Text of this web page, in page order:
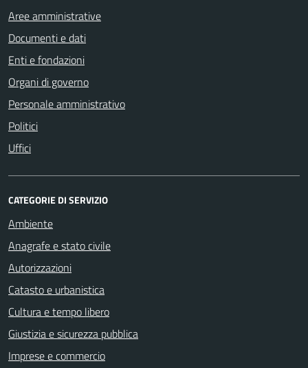
Aree amministrative
Documenti e dati
Enti e fondazioni
Organi di governo
Personale amministrativo
Politici
Uffici
CATEGORIE DI SERVIZIO
Ambiente
Anagrafe e stato civile
Autorizzazioni
Catasto e urbanistica
Cultura e tempo libero
Giustizia e sicurezza pubblica
Imprese e commercio